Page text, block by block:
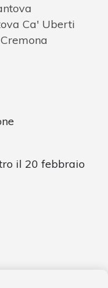
Ca' Uberti
il 20 febbraio